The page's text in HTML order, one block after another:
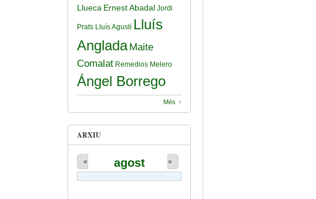
Llueca Ernest Abadal Jordi
Prats Lluís Agustí Lluís
Anglada Maite
Comalat Remedios Melero
Ángel Borrego
Més
ARXIU
agost
« »